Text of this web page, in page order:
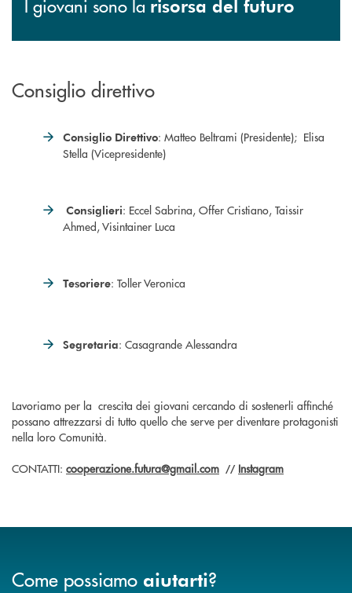
I giovani sono la risorsa del futuro
Consiglio direttivo
Consiglio Direttivo: Matteo Beltrami (Presidente); Elisa
Stella (Vicepresidente)
Consiglieri: Eccel Sabrina, Offer Cristiano, Taissir
Ahmed, Visintainer Luca
Tesoriere: Toller Veronica
Segretaria: Casagrande Alessandra
Lavoriamo per la crescita dei giovani cercando di sostenerli affinché
possano attrezzarsi di tutto quello che serve per diventare protagonisti
nella loro Comunità.
CONTATTI: cooperazione.futura@gmail.com // Instagram
Come possiamo aiutarti?